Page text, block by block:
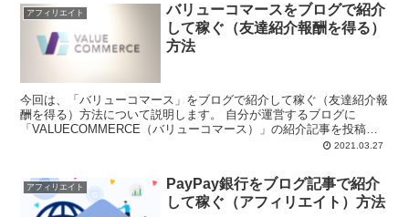
アフィリエイト
バリューコマースをブログで紹介
して稼ぐ（友達紹介報酬を得る）
方法
今回は、「バリューコマース」をブログで紹介して稼ぐ（友達紹介報
酬を得る）方法について説明します。 自分が運営するブログに
「VALUECOMMERCE（バリューコマース）」の紹介記事を投稿し
2021.03.27
アフィリエイト
PayPay銀行をブログ記事で紹介
して稼ぐ（アフィリエイト）方法